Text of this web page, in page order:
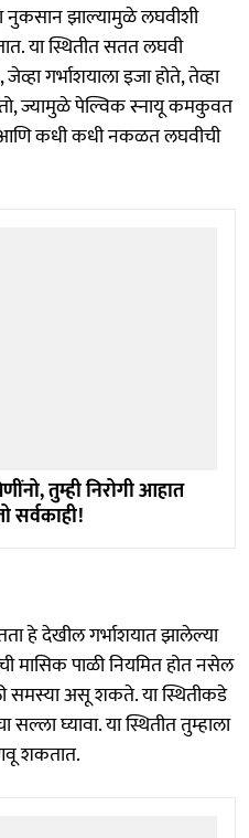
नुकसान झाल्यामुळे लघवीशी
या स्थितीत सतत लघवी
गर्भाशयाला इजा होते, तेव्हा
ज्यामुळे पेल्विक स्नायू कमकुवत
आणि कधी कधी नकळत लघवीची
तुम्ही निरोगी आहात
सर्वकाही!
हे देखील गर्भाशयात झालेल्या
पाळी नियमित होत नसेल
समस्या असू शकते. या स्थितीकडे
घ्यावा. या स्थितीत तुम्हाला
शकतात.